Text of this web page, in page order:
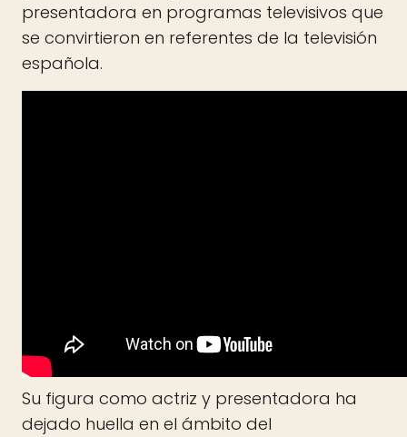
presentadora en programas televisivos que
se convirtieron en referentes de la televisión
española.
Su figura como actriz y presentadora ha
dejado huella en el ámbito del